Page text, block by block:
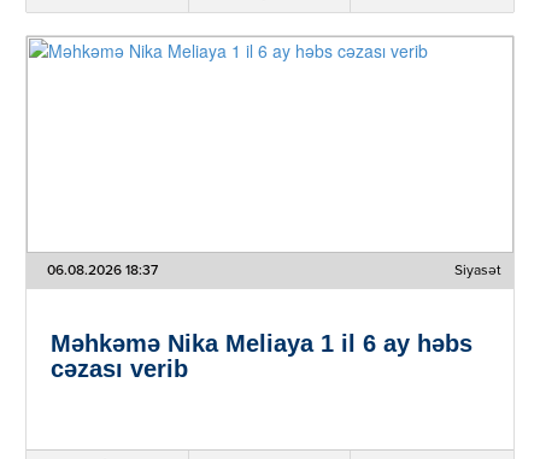
06.08.2026 18:37 Siyasət
Məhkəmə Nika Meliaya 1 il 6 ay həbs
cəzası verib